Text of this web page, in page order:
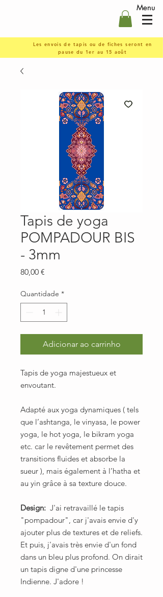
Menu
Les envois de tapis ou de fiches seront en
pause du 1er au 15 août
Tapis de yoga
POMPADOUR BIS
- 3mm
80,00 €
Quantidade *
Adicionar ao carrinho
Tapis de yoga majestueux et
envoutant.
Adapté aux yoga dynamiques ( tels
que l’ashtanga, le vinyasa, le power
yoga, le hot yoga, le bikram yoga
etc. car le revêtement permet des
transitions fluides et absorbe la
sueur ), mais également à l’hatha et
au yin grâce à sa texture douce.
Design: J'ai retravaillé le tapis
"pompadour", car j'avais envie d'y
ajouter plus de textures et de reliefs.
Et puis, j'avais très envie d'un fond
dans un bleu plus profond. On dirait
un tapis digne d'une princesse
Indienne. J'adore !